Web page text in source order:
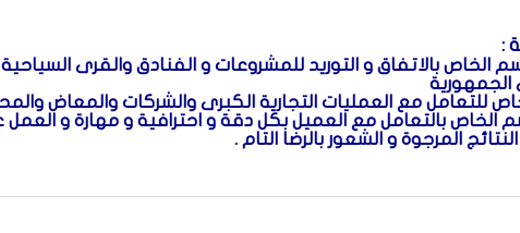
:
الخاص بالاتفاق و التوريد للمشروعات و الفنادق والقرى
للتعامل مع العمليات التجارية الكبرى والشركات والمعاض
الخاص بالتعامل مع العميل بكل دقة و احترافية و مهارة و
المرجوة و الشعور بالرضا التام .